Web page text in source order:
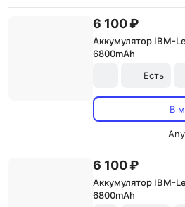
6 100 ₽
Аккумулятор IBM-
6800mAh
Есть
В
6 100 ₽
Аккумулятор IBM-
6800mAh